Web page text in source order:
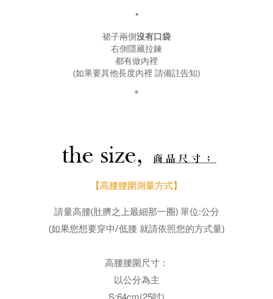
*
裙子兩側沒有口袋
右側隱藏拉鍊
都有做內裡
(如果要其他長度內裡 請備註告知)
*
【高腰腰圍測量方式】
請量高腰(肚臍之上最細那一圈) 單位:公分
(如果您想要穿中/低腰 就請依照您的方式量)
高腰腰圍尺寸：
以公分為主
S:64cm(25吋)